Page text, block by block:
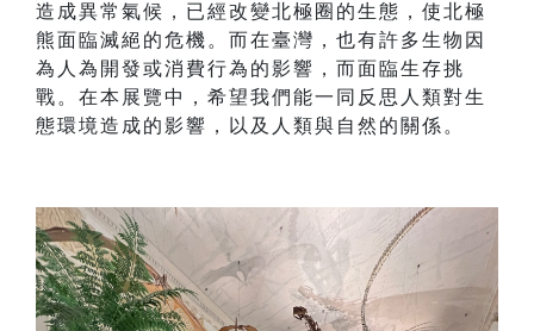
造成異常氣候，已經改變北極圈的生態，使北極
熊面臨滅絕的危機。而在臺灣，也有許多生物因
為人為開發或消費行為的影響，而面臨生存挑
戰。在本展覽中，希望我們能一同反思人類對生
態環境造成的影響，以及人類與自然的關係。